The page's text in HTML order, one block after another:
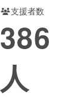
支援者数
386
人